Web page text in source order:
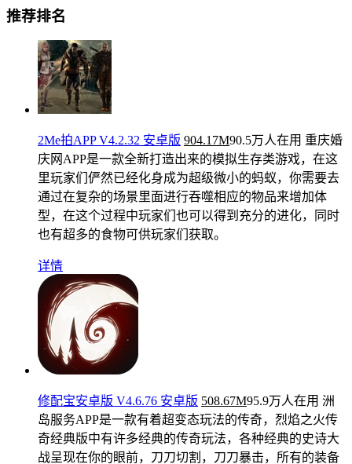
推荐排名
2Me拍APP V4.2.32 安卓版 904.17M90.5万人在用 重庆婚
庆网APP是一款全新打造出来的模拟生存类游戏，在这
里玩家们俨然已经化身成为超级微小的蚂蚁，你需要去
通过在复杂的场景里面进行吞噬相应的物品来增加体
型，在这个过程中玩家们也可以得到充分的进化，同时
也有超多的食物可供玩家们获取。
详情
修配宝安卓版 V4.6.76 安卓版 508.67M95.9万人在用 洲
岛服务APP是一款有着超变态玩法的传奇，烈焰之火传
奇经典版中有许多经典的传奇玩法，各种经典的史诗大
战呈现在你的眼前，刀刀切割，刀刀暴击，所有的装备